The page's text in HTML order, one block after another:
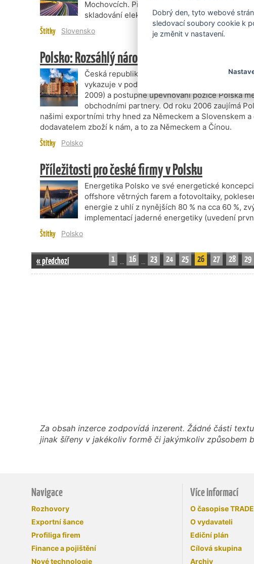
Mochovcích. Příležitosti nabízí také vytváření
skladování elektřiny, budování inteligentních
Štítky Slovensko
Polsko: Rozsáhlý náročný trh, který slyší na
Česká republika a Polsko jsou dlouhodobě
vykazuje v podstatě nepřetržitý růstový trend
2009) a postupné upevňování pozice Polska
obchodními partnery. Od roku 2006 zaujímá
našimi exportními trhy hned za Německem a Slovenskem
dodavatelem zboží k nám, a to za Německem a Čínou.
Štítky Polsko
Příležitosti pro české firmy v Polsku
Energetika Polsko ve své energetické
offshore větrných farem a fotovoltaiky,
energie z uhlí z nynějších 80 % na cca 60 %,
implementací jaderné energetiky (uvedení
Štítky Polsko
« předchozí 1 … 16 … 23 24 25 26 27 28 29
Za obsah inzerce zodpovídá inzerent. Žádné části
jinak šířeny v jakékoliv formě či jakýmkoliv způsobem
Navigace
Rozhovory
Exportní šance
Profiliga firem
Finance a pojištění
Nové technologie
Více informací
O časopise
O vydavateli
Ediční plán
Cílová skupina
Archiv
Dobrý den, tyto webové
sledovací soubory cookie k
je změnit v nastavení.